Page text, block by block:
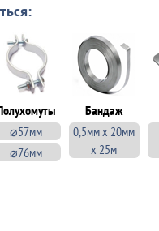
⌀57мм
⌀76мм
Бандаж
0,5мм х 20мм
х 25м